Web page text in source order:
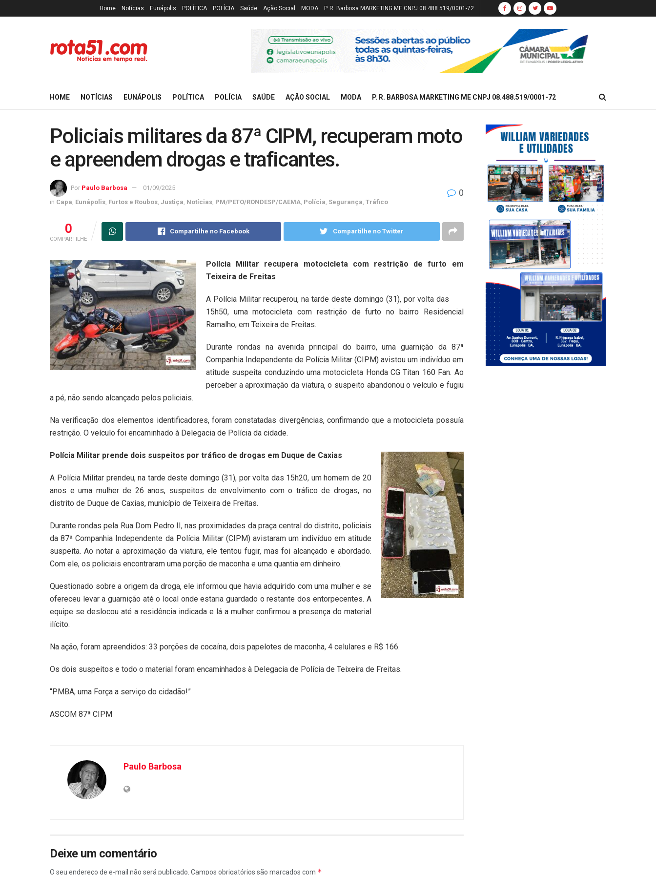
Home Notícias Eunápolis POLÍTICA POLÍCIA Saúde Ação Social MODA P. R. Barbosa MARKETING ME CNPJ 08.488.519/0001-72
HOME NOTÍCIAS EUNÁPOLIS POLÍTICA POLÍCIA SAÚDE AÇÃO SOCIAL MODA P. R. BARBOSA MARKETING ME CNPJ 08.488.519/0001-72
Policiais militares da 87ª CIPM, recuperam moto
e apreendem drogas e traficantes.
Por Paulo Barbosa
01/09/2025
in Capa Eunápolis Furtos e Roubos Justiça Notícias PM/PETO/RONDESP/CAEMA Polícia Segurança Tráfico
0
0
COMPARTILHE
Compartilhe no Facebook Compartilhe no Twitter
Polícia Militar recupera motocicleta com restrição de furto em
Teixeira de Freitas
A Polícia Militar recuperou, na tarde deste domingo (31), por volta das
15h50, uma motocicleta com restrição de furto no bairro Residencial
Ramalho, em Teixeira de Freitas.
Durante rondas na avenida principal do bairro, uma guarnição da 87ª
Companhia Independente de Polícia Militar (CIPM) avistou um indivíduo em
atitude suspeita conduzindo uma motocicleta Honda CG Titan 160 Fan. Ao
perceber a aproximação da viatura, o suspeito abandonou o veículo e fugiu
a pé, não sendo alcançado pelos policiais.
Na verificação dos elementos identificadores, foram constatadas divergências, confirmando que a motocicleta possuía
restrição. O veículo foi encaminhado à Delegacia de Polícia da cidade.
Polícia Militar prende dois suspeitos por tráfico de drogas em Duque de Caxias
A Polícia Militar prendeu, na tarde deste domingo (31), por volta das 15h20, um homem de 20
anos e uma mulher de 26 anos, suspeitos de envolvimento com o tráfico de drogas, no
distrito de Duque de Caxias, município de Teixeira de Freitas.
Durante rondas pela Rua Dom Pedro II, nas proximidades da praça central do distrito, policiais
da 87ª Companhia Independente da Polícia Militar (CIPM) avistaram um indivíduo em atitude
suspeita. Ao notar a aproximação da viatura, ele tentou fugir, mas foi alcançado e abordado.
Com ele, os policiais encontraram uma porção de maconha e uma quantia em dinheiro.
Questionado sobre a origem da droga, ele informou que havia adquirido com uma mulher e se
ofereceu levar a guarnição até o local onde estaria guardado o restante dos entorpecentes. A
equipe se deslocou até a residência indicada e lá a mulher confirmou a presença do material
ilícito.
Na ação, foram apreendidos: 33 porções de cocaína, dois papelotes de maconha, 4 celulares e R$ 166.
Os dois suspeitos e todo o material foram encaminhados à Delegacia de Polícia de Teixeira de Freitas.
“PMBA, uma Força a serviço do cidadão!”
ASCOM 87ª CIPM
Paulo Barbosa
Deixe um comentário
O seu endereço de e-mail não será publicado. Campos obrigatórios são marcados com *